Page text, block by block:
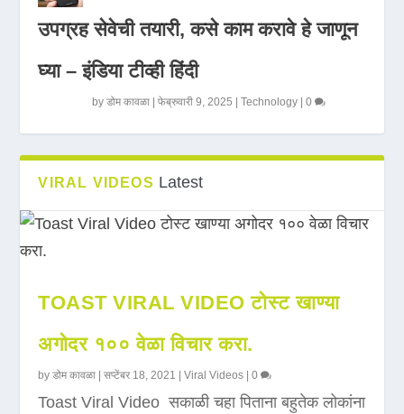
उपग्रह सेवेची तयारी, कसे काम करावे हे जाणून
घ्या – इंडिया टीव्ही हिंदी
byडोम कावळा |फेब्रुवारी 9, 2025 |Technology |0
VIRAL VIDEOS Latest
TOAST VIRAL VIDEO टोस्ट खाण्या
अगोदर १०० वेळा विचार करा.
byडोम कावळा |सप्टेंबर 18, 2021 |Viral Videos |0
Toast Viral Video सकाळी चहा पिताना बहुतेक लोकांना